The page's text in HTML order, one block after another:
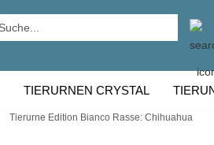
TIERURNEN CRYSTAL
Tierurne Edition Bianco Rasse: Chihuahua